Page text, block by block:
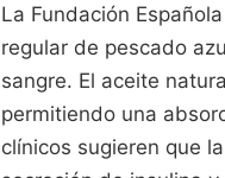
La Fundación
regular de pescado
sangre. El aceite
permitiendo una
clínicos sugieren que